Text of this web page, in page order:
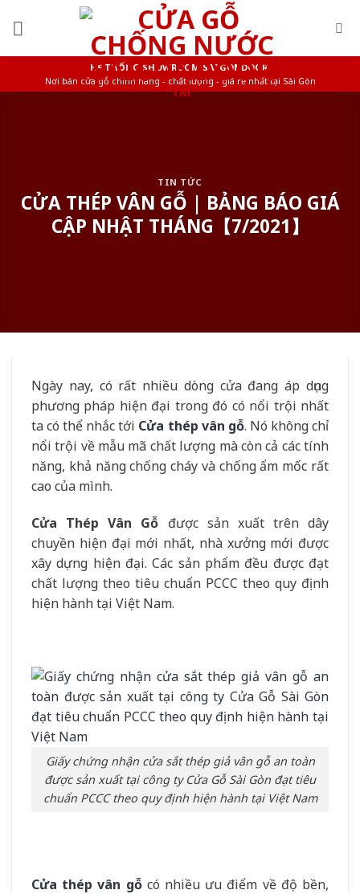
HỆ THỐNG SHOWROOM SAIGONDOOR
Nơi bán cửa gỗ chính hãng - chất lượng - giá rẻ nhất tại Sài Gòn
TIN TỨC
CỬA THÉP VÂN GỖ | BẢNG BÁO GIÁ
CẬP NHẬT THÁNG【7/2021】
Ngày nay, có rất nhiều dòng cửa đang áp dụng
phương pháp hiện đại trong đó có nổi trội nhất
ta có thể nhắc tới Cửa thép vân gỗ. Nó không chỉ
nổi trội về mẫu mã chất lượng mà còn cả các tính
năng, khả năng chống cháy và chống ẩm mốc rất
cao của mình.
Cửa Thép Vân Gỗ được sản xuất trên dây
chuyền hiện đại mới nhất, nhà xưởng mới được
xây dựng hiện đại. Các sản phẩm đều được đạt
chất lượng theo tiêu chuẩn PCCC theo quy định
hiện hành tại Việt Nam.
Giấy chứng nhận cửa sắt thép giả vân gỗ an toàn
được sản xuất tại công ty Cửa Gỗ Sài Gòn đạt tiêu
chuẩn PCCC theo quy định hiện hành tại Việt Nam
Cửa thép vân gỗcó nhiều ưu điểm về độ bền,